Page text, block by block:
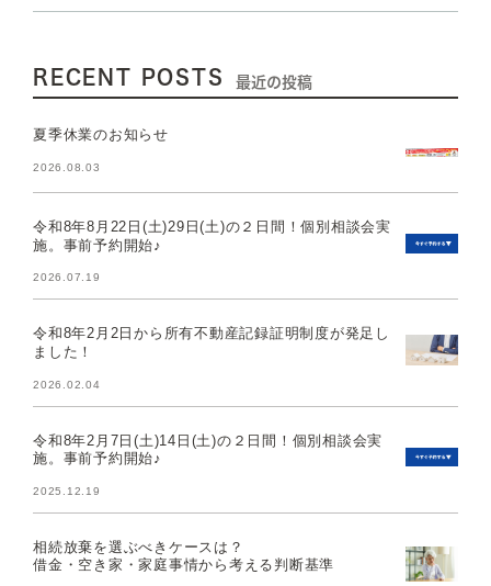
RECENT POSTS 最近の投稿
夏季休業のお知らせ
2026.08.03
令和8年8月22日(土)29日(土)の２日間！個別相談会実
施。事前予約開始♪
2026.07.19
令和8年2月2日から所有不動産記録証明制度が発足し
ました！
2026.02.04
令和8年2月7日(土)14日(土)の２日間！個別相談会実
施。事前予約開始♪
2025.12.19
相続放棄を選ぶべきケースは？
借金・空き家・家庭事情から考える判断基準